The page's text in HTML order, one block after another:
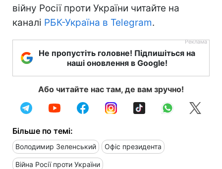
війну Росії проти України читайте на
каналі РБК-Україна в Telegram.
Не пропустіть головне! Підпишіться на
наші оновлення в Google!
Або читайте нас там, де вам зручно!
Більше по темі:
Володимир Зеленський Офіс президента
Війна Росії проти України